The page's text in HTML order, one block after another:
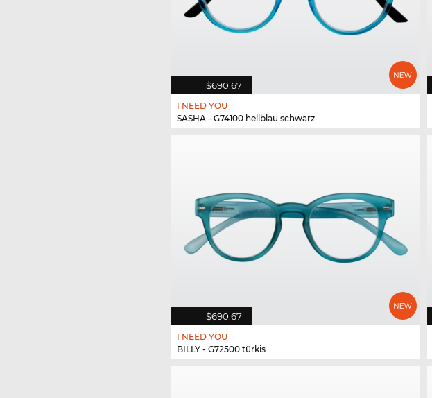
$690.67
I NEED YOU
SASHA - G74100 hellblau schwarz
$690.67
I NEED YOU
BILLY - G72500 türkis